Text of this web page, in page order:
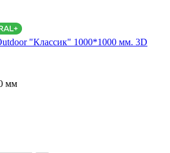
"Классик" 1000*1000 мм. 3D
мм